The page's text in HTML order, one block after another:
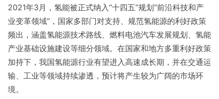
2021年3月，氢能被正式纳入“十四五”规划“前沿科技和产
业变革领域”，国家多部门对支持、规范氢能源的利好政策
频出，涵盖氢能源技术路线、燃料电池汽车发展规划、氢能
产业基础设施建设等细分领域。在国家和地方多重利好政策
加持下，我国氢能源行业有望进入高速成长期，并在交通运
输、工业等领域持续渗透，预计将产生较为广阔的市场环
境。